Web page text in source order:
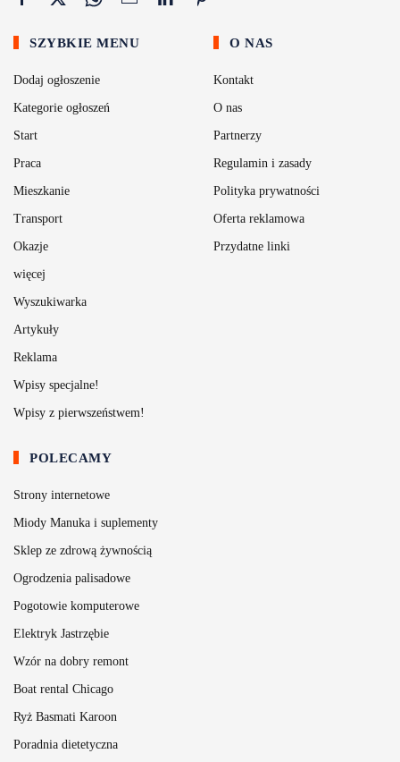
SZYBKIE MENU
Dodaj ogłoszenie
Kategorie ogłoszeń
Start
Praca
Mieszkanie
Transport
Okazje
więcej
Wyszukiwarka
Artykuły
Reklama
Wpisy specjalne!
Wpisy z pierwszeństwem!
O NAS
Kontakt
O nas
Partnerzy
Regulamin i zasady
Polityka prywatności
Oferta reklamowa
Przydatne linki
POLECAMY
Strony internetowe
Miody Manuka i suplementy
Sklep ze zdrową żywnością
Ogrodzenia palisadowe
Pogotowie komputerowe
Elektryk Jastrzębie
Wzór na dobry remont
Boat rental Chicago
Ryż Basmati Karoon
Poradnia dietetyczna